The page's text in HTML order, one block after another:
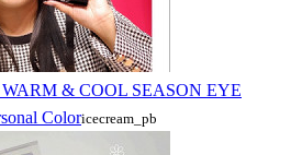
& COOL SEASON EYE
Coloricecream_pb